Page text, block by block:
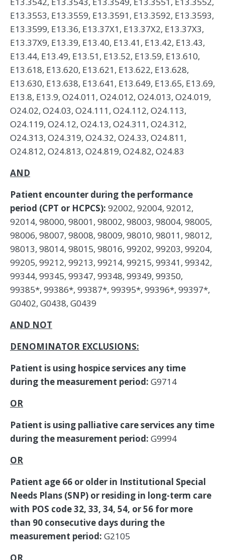
E13.3553, E13.3559, E13.3591, E13.3592, E13.3593,
E13.3599, E13.36, E13.37X1, E13.37X2, E13.37X3,
E13.37X9, E13.39, E13.40, E13.41, E13.42, E13.43,
E13.44, E13.49, E13.51, E13.52, E13.59, E13.610,
E13.618, E13.620, E13.621, E13.622, E13.628,
E13.630, E13.638, E13.641, E13.649, E13.65, E13.69,
E13.8, E13.9, O24.011, O24.012, O24.013, O24.019,
O24.02, O24.03, O24.111, O24.112, O24.113,
O24.119, O24.12, O24.13, O24.311, O24.312,
O24.313, O24.319, O24.32, O24.33, O24.811,
O24.812, O24.813, O24.819, O24.82, O24.83
AND
Patient encounter during the performance
period (CPT or HCPCS): 92002, 92004, 92012,
92014, 98000, 98001, 98002, 98003, 98004, 98005,
98006, 98007, 98008, 98009, 98010, 98011, 98012,
98013, 98014, 98015, 98016, 99202, 99203, 99204,
99205, 99212, 99213, 99214, 99215, 99341, 99342,
99344, 99345, 99347, 99348, 99349, 99350,
99385*, 99386*, 99387*, 99395*, 99396*, 99397*,
G0402, G0438, G0439
AND NOT
DENOMINATOR EXCLUSIONS:
Patient is using hospice services any time
during the measurement period: G9714
OR
Patient is using palliative care services any time
during the measurement period: G9994
OR
Patient age 66 or older in Institutional Special
Needs Plans (SNP) or residing in long-term care
with POS code 32, 33, 34, 54, or 56 for more
than 90 consecutive days during the
measurement period: G2105
OR